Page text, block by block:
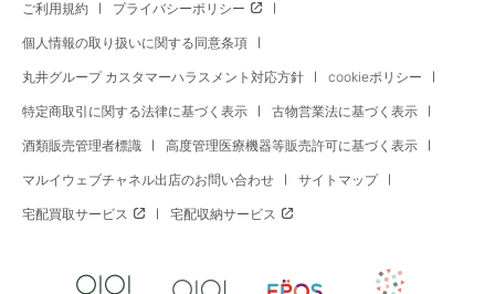
ご利用規約 プライバシーポリシー
個人情報の取り扱いに関する同意条項
丸井グループ カスタマーハラスメント対応方針 cookieポリシー
特定商取引に関する法律に基づく表示 古物営業法に基づく表示
酒類販売管理者標識 高度管理医療機器等販売許可に基づく表示
マルイウェブチャネル出店のお問い合わせ サイトマップ
宅配買取サービス 宅配収納サービス